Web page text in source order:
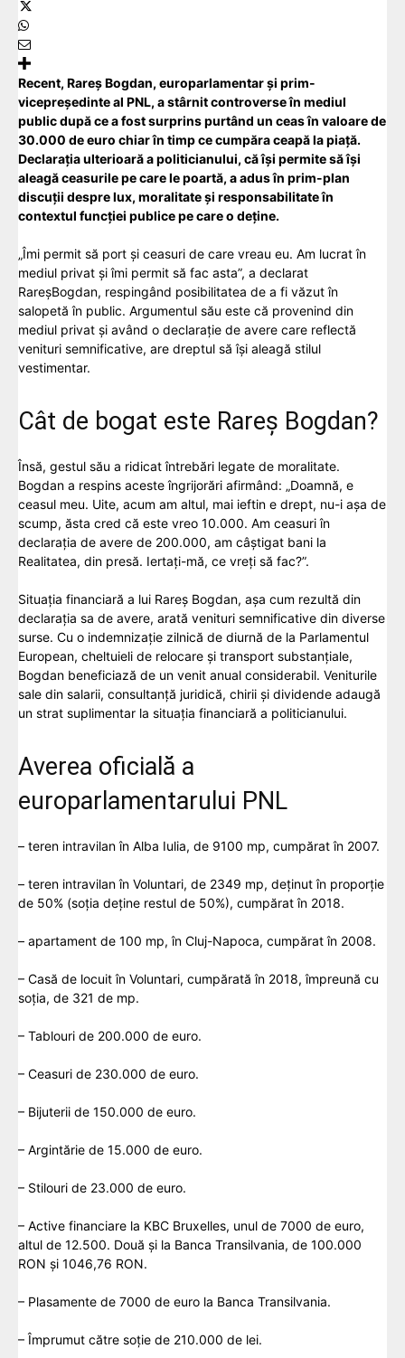
Recent, Rareș Bogdan, europarlamentar și prim-
vicepreședinte al PNL, a stârnit controverse în mediul
public după ce a fost surprins purtând un ceas în valoare de
30.000 de euro chiar în timp ce cumpăra ceapă la piață.
Declarația ulterioară a politicianului, că își permite să își
aleagă ceasurile pe care le poartă, a adus în prim-plan
discuții despre lux, moralitate și responsabilitate în
contextul funcției publice pe care o deține.
„Îmi permit să port și ceasuri de care vreau eu. Am lucrat în
mediul privat și îmi permit să fac asta”, a declarat
RareșBogdan, respingând posibilitatea de a fi văzut în
salopetă în public. Argumentul său este că provenind din
mediul privat și având o declarație de avere care reflectă
venituri semnificative, are dreptul să își aleagă stilul
vestimentar.
Cât de bogat este Rareș Bogdan?
Însă, gestul său a ridicat întrebări legate de moralitate.
Bogdan a respins aceste îngrijorări afirmând: „Doamnă, e
ceasul meu. Uite, acum am altul, mai ieftin e drept, nu-i aşa de
scump, ăsta cred că este vreo 10.000. Am ceasuri în
declaraţia de avere de 200.000, am câştigat bani la
Realitatea, din presă. Iertaţi-mă, ce vreţi să fac?”.
Situația financiară a lui Rareș Bogdan, așa cum rezultă din
declarația sa de avere, arată venituri semnificative din diverse
surse. Cu o indemnizație zilnică de diurnă de la Parlamentul
European, cheltuieli de relocare și transport substanțiale,
Bogdan beneficiază de un venit anual considerabil. Veniturile
sale din salarii, consultanță juridică, chirii și dividende adaugă
un strat suplimentar la situația financiară a politicianului.
Averea oficială a
europarlamentarului PNL
– teren intravilan în Alba Iulia, de 9100 mp, cumpărat în 2007.
– teren intravilan în Voluntari, de 2349 mp, deținut în proporție
de 50% (soția deține restul de 50%), cumpărat în 2018.
– apartament de 100 mp, în Cluj-Napoca, cumpărat în 2008.
– Casă de locuit în Voluntari, cumpărată în 2018, împreună cu
soția, de 321 de mp.
– Tablouri de 200.000 de euro.
– Ceasuri de 230.000 de euro.
– Bijuterii de 150.000 de euro.
– Argintărie de 15.000 de euro.
– Stilouri de 23.000 de euro.
– Active financiare la KBC Bruxelles, unul de 7000 de euro,
altul de 12.500. Două și la Banca Transilvania, de 100.000
RON și 1046,76 RON.
– Plasamente de 7000 de euro la Banca Transilvania.
– Împrumut către soție de 210.000 de lei.